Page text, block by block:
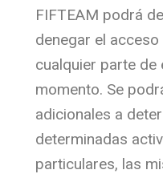
FIFTEAM podrá
denegar el
cualquier parte de
momento. Se
adicionales a
determinadas
particulares, las